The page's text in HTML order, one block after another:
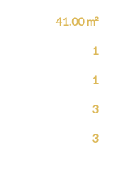
41.00 m²
1
1
3
3